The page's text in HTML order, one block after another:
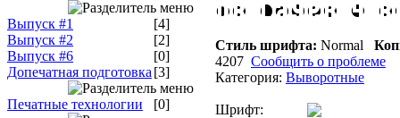
Выпуск #1
[4]
Выпуск #2
[2]
Выпуск #6
[0]
Допечатная подготовка [3]
Печатные технологии [0]
Стиль шрифта: Normal
4207 Сообщить о проблеме
Категория: Выворотные
Шрифт: